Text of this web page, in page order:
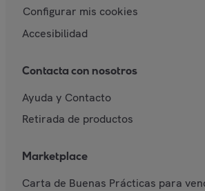
Configurar mis cookies
Accesibilidad
Contacta con nosotros
Ayuda y Contacto
Retirada de productos
Marketplace
Carta de Buenas Prácticas para